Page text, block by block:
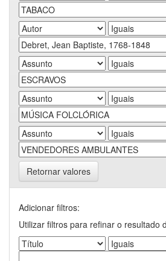
Retornar valores
Adicionar filtros:
Utilizar filtros para refinar o resultado